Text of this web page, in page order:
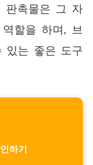
판촉물은 그 자
할을 하며, 브
있는 좋은 도구
하기